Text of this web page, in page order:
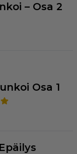
– Osa 2
Osa 1